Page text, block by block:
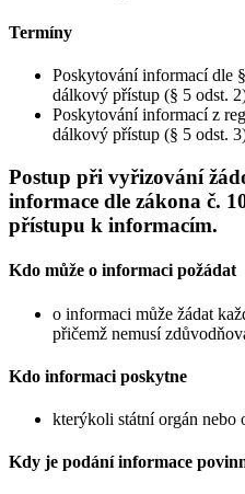
Termíny
Poskytování informací dle
dálkový přístup (§ 5 odst.
Poskytování informací z
dálkový přístup (§ 5 odst.
Postup při vyřizování
informace dle zákona č.
přístupu k informacím.
Kdo může o informaci požádat
o informaci může žádat
přičemž nemusí
Kdo informaci poskytne
kterýkoli státní orgán nebo
Kdy je podání informace